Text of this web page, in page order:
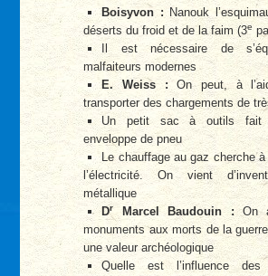
Boisyvon :Nanouk
déserts du froid et de la faim (3e
Il est nécessaire de
malfaiteurs modernes
E. Weiss : On peut, à
transporter des chargements de
Un petit sac à outils fait
enveloppe de pneu
Le chauffage au gaz cherche
l’électricité. On vient
métallique
Dr Marcel Baudouin :On
monuments aux morts de la
une valeur archéologique
Quelle est l’influence